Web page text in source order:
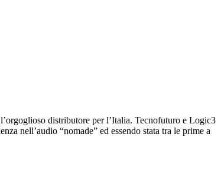
distributore per l’Italia. Tecnofuturo e Logic3
nell’audio “nomade” ed essendo stata tra le prime a